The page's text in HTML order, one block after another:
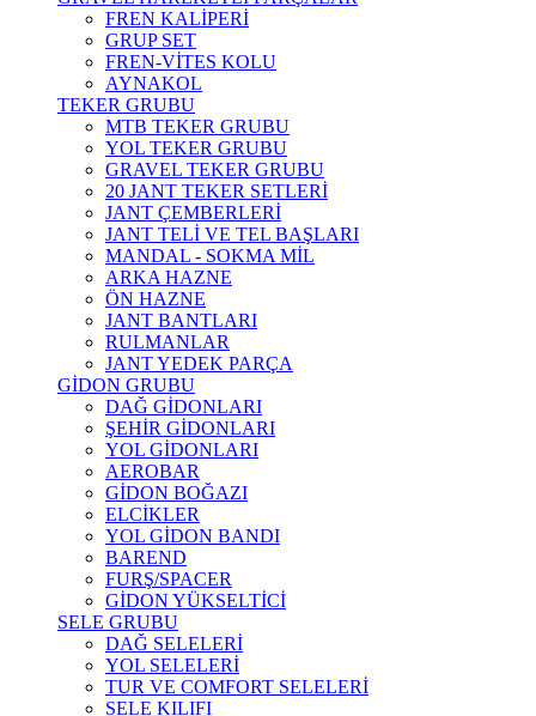
FREN KALİPERİ
GRUP SET
FREN-VİTES KOLU
AYNAKOL
TEKER GRUBU
MTB TEKER GRUBU
YOL TEKER GRUBU
GRAVEL TEKER GRUBU
20 JANT TEKER SETLERİ
JANT ÇEMBERLERİ
JANT TELİ VE TEL BAŞLARI
MANDAL - SOKMA MİL
ARKA HAZNE
ÖN HAZNE
JANT BANTLARI
RULMANLAR
JANT YEDEK PARÇA
GİDON GRUBU
DAĞ GİDONLARI
ŞEHİR GİDONLARI
YOL GİDONLARI
AEROBAR
GİDON BOĞAZI
ELCİKLER
YOL GİDON BANDI
BAREND
FURŞ/SPACER
GİDON YÜKSELTİCİ
SELE GRUBU
DAĞ SELELERİ
YOL SELELERİ
TUR VE COMFORT SELELERİ
SELE KILIFI